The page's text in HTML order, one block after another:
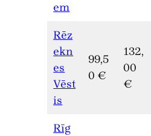
em
Rēz
ekn
es
Vēst
is
99,5
0 €
132,
00
€
Rīg